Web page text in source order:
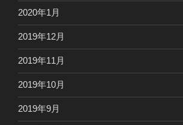
2020年1月
2019年12月
2019年11月
2019年10月
2019年9月